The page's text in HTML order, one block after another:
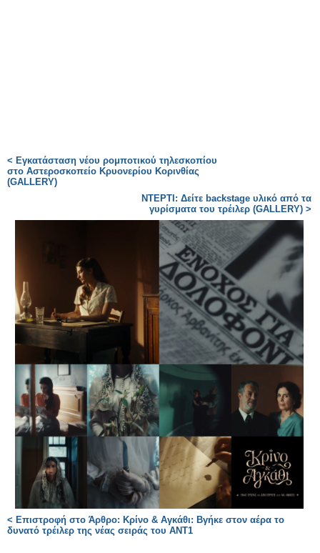
< Εγκατάσταση νέου ρομποτικού τηλεσκοπίου
στο Αστεροσκοπείο Κρυονερίου Κορινθίας
(GALLERY)
ΝΤΕΡΤΙ: Δείτε backstage υλικό από τα
γυρίσματα του τρέιλερ (GALLERY) >
< Επιστροφή στο Άρθρο: Κρίνο & Αγκάθι: Βγήκε στον αέρα το
δυνατό τρέιλερ της νέας σειράς του ΑΝΤ1